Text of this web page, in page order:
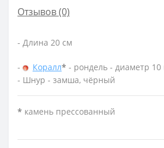
Отзывов (0)
- Длина 20 см
- Коралл* - рондель - диаметр
- Шнур - замша, чёрный
* камень прессованный